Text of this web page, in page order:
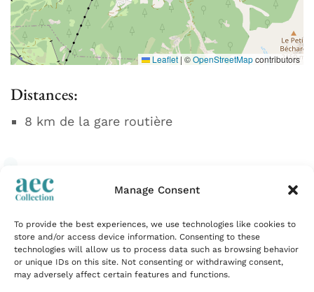
Manage Consent
To provide the best experiences, we use technologies like cookies to
store and/or access device information. Consenting to these
technologies will allow us to process data such as browsing behavior
or unique IDs on this site. Not consenting or withdrawing consent,
may adversely affect certain features and functions.
Leaflet | ©OpenStreetMapcontributors
Distances:
8 km de la gare routière
Évasions premium récemment consultées